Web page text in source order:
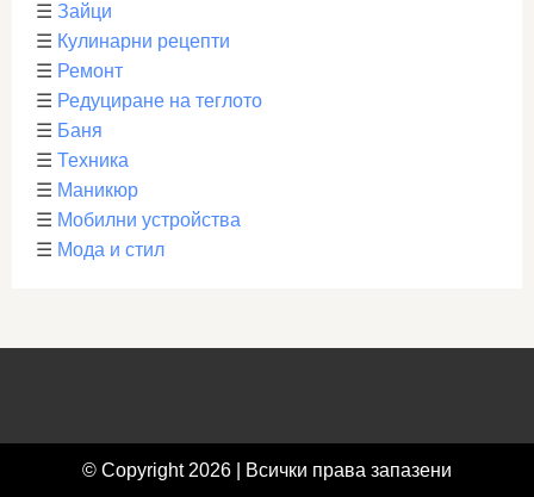
☰ Зайци
☰ Кулинарни рецепти
☰ Ремонт
☰ Редуциране на теглото
☰ Баня
☰ Техника
☰ Маникюр
☰ Мобилни устройства
☰ Мода и стил
© Copyright 2026 | Всички права запазени